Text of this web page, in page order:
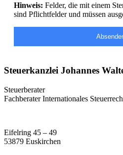
Hinweis: Felder, die mit einem
sind Pflichtfelder und müssen
Steuerkanzlei Johannes
Steuerberater
Fachberater Internationales
Eifelring 45 – 49
53879 Euskirchen